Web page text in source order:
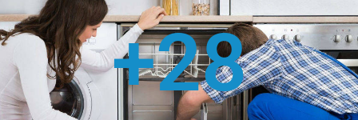
+28